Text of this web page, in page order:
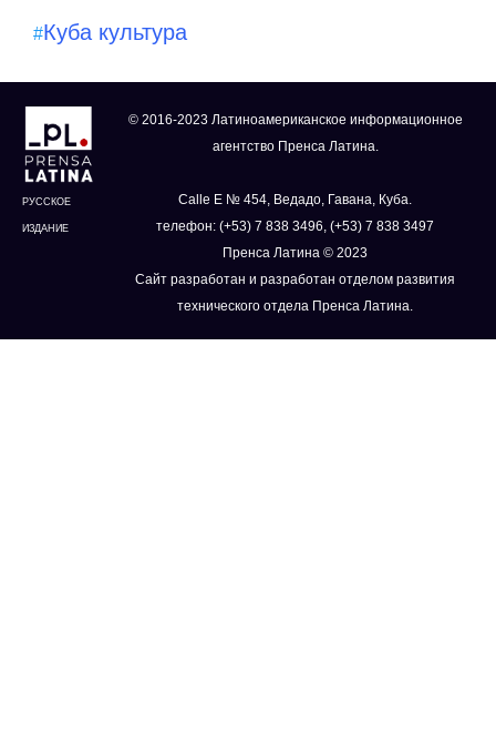
#Куба культура
РУССКОЕ
ИЗДАНИЕ
© 2016-2023 Латиноамериканское информационное
агентство Пренса Латина.
Calle E № 454, Ведадо, Гавана, Куба.
телефон: (+53) 7 838 3496, (+53) 7 838 3497
Пренса Латина © 2023
Сайт разработан и разработан отделом развития
технического отдела Пренса Латина.